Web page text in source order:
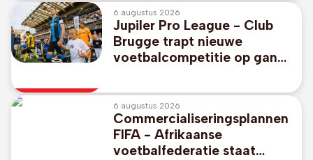
6 augustus 2026
Jupiler Pro League - Club
Brugge trapt nieuwe
voetbalcompetitie op gang
Kortrijk
6 augustus 2026
Commercialiseringsplannen
FIFA - Afrikaanse
voetbalfederatie staat